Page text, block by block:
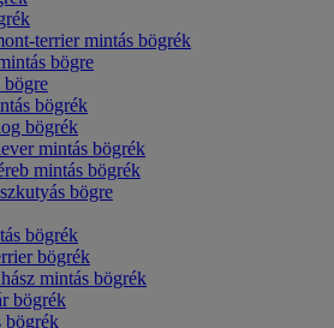
terrier mintás bögrék
bögre
bögrék
bögrék
mintás bögrék
mintás bögrék
bögre
bögrék
bögrék
mintás bögrék
bögrék
bögrék